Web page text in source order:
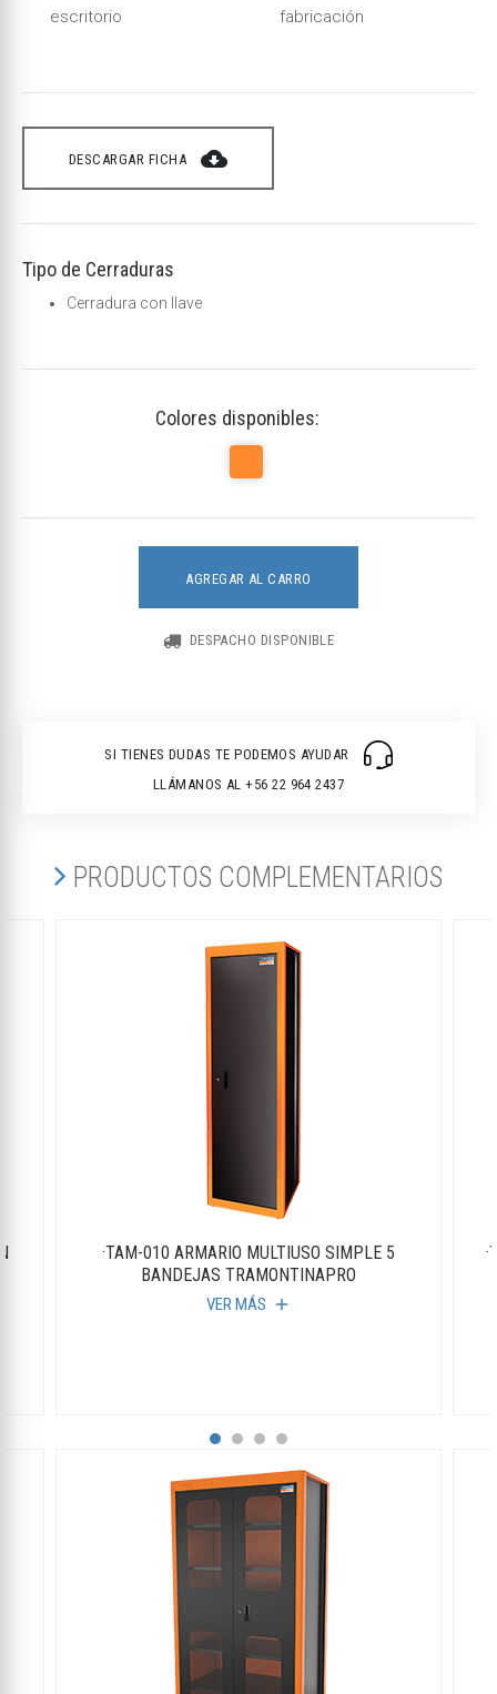
escritorio
fabricación
DESCARGAR FICHA cloud_download
Tipo de Cerraduras
Cerradura con llave
Colores disponibles:
AGREGAR AL CARRO
DESPACHO DISPONIBLE
SI TIENES DUDAS TE PODEMOS AYUDAR
LLÁMANOS AL +56 22 964 2437
PRODUCTOS COMPLEMENTARIOS
·TAM-010 ARMARIO MULTIUSO SIMPLE 5
BANDEJAS TRAMONTINAPRO
VER MÁS add